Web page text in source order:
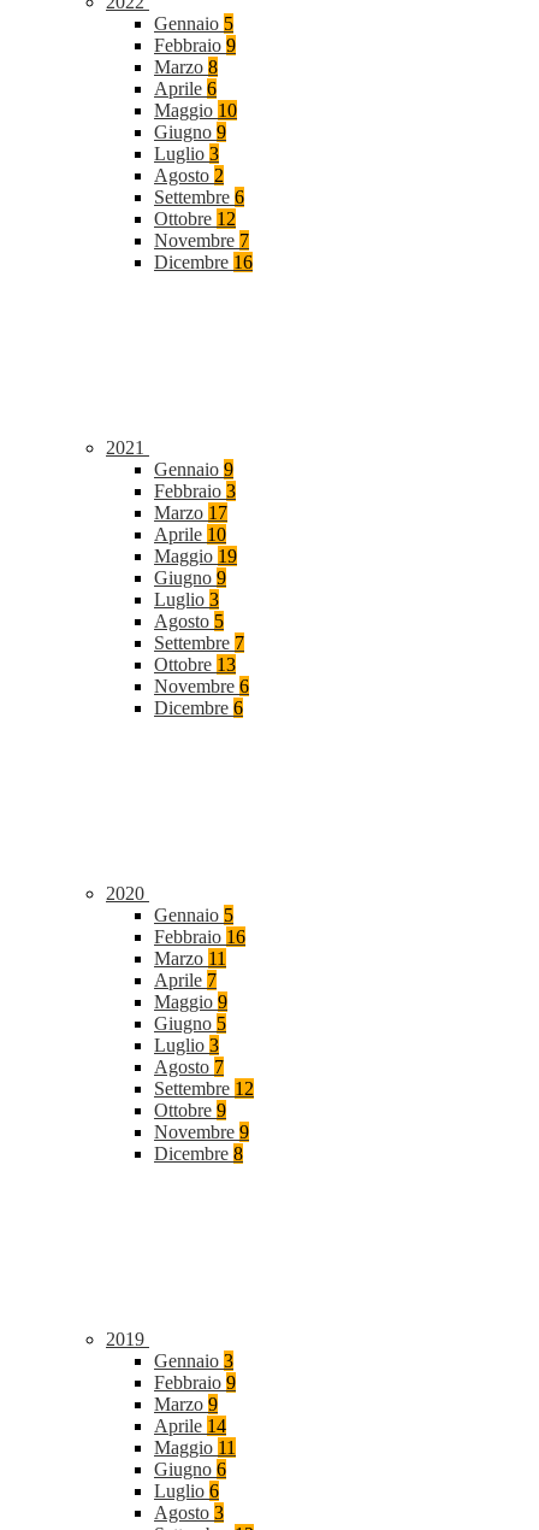
Gennaio 5
Febbraio 9
Marzo 8
Aprile 6
Maggio 10
Giugno 9
Luglio 3
Agosto 2
Settembre 6
Ottobre 12
Novembre 7
Dicembre 16
2021
Gennaio 9
Febbraio 3
Marzo 17
Aprile 10
Maggio 19
Giugno 9
Luglio 3
Agosto 5
Settembre 7
Ottobre 13
Novembre 6
Dicembre 6
2020
Gennaio 5
Febbraio 16
Marzo 11
Aprile 7
Maggio 9
Giugno 5
Luglio 3
Agosto 7
Settembre 12
Ottobre 9
Novembre 9
Dicembre 8
2019
Gennaio 3
Febbraio 9
Marzo 9
Aprile 14
Maggio 11
Giugno 6
Luglio 6
Agosto 3